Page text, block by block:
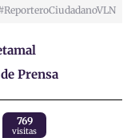
Prensa
769
visitas